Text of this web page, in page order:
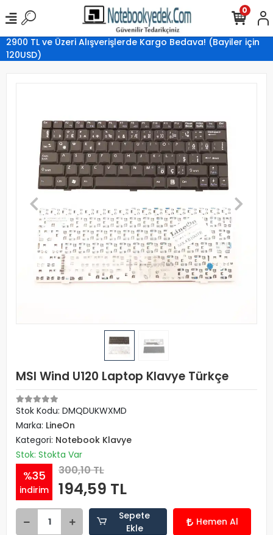
2900 TL ve Üzeri Alışverişlerde Kargo Bedava! (Bayiler için
120USD)
0
MSI Wind U120 Laptop Klavye Türkçe
Stok Kodu: DMQDUKWXMD
Marka: LineOn
Kategori: Notebook Klavye
Stok: Stokta Var
%35
indirim
300,10 TL
194,59 TL
Sepete
Ekle
Hemen Al